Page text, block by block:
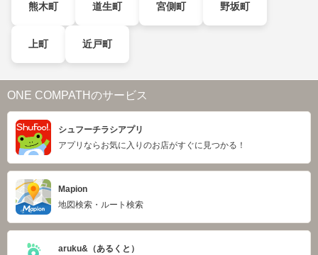
熊木町 道生町 宮側町 野坂町
上町 近戸町
ONE COMPATHのサービス
シュフーチラシアプリ
アプリならお気に入りのお店がすぐに見つかる！
Mapion
地図検索・ルート検索
aruku&（あるくと）